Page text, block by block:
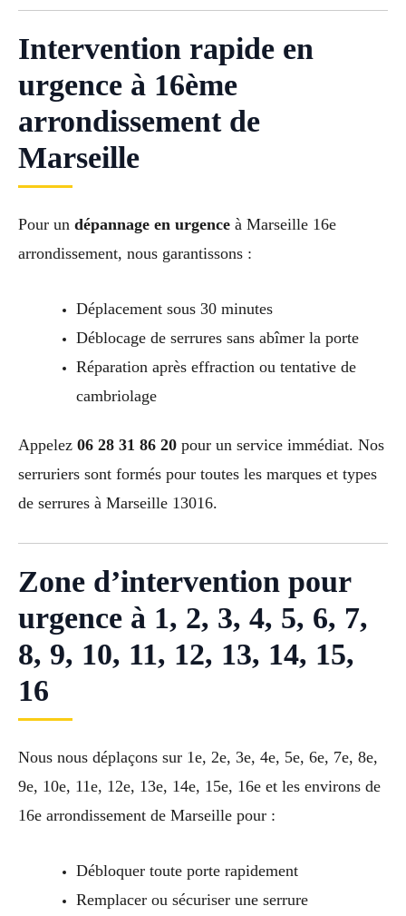
Intervention rapide en
urgence à 16ème
arrondissement de
Marseille
Pour un dépannage en urgence à Marseille 16e
arrondissement, nous garantissons :
Déplacement sous 30 minutes
Déblocage de serrures sans abîmer la porte
Réparation après effraction ou tentative de
cambriolage
Appelez 06 28 31 86 20 pour un service immédiat. Nos
serruriers sont formés pour toutes les marques et types
de serrures à Marseille 13016.
Zone d’intervention pour
urgence à 1, 2, 3, 4, 5, 6, 7,
8, 9, 10, 11, 12, 13, 14, 15,
16
Nous nous déplaçons sur 1e, 2e, 3e, 4e, 5e, 6e, 7e, 8e,
9e, 10e, 11e, 12e, 13e, 14e, 15e, 16e et les environs de
16e arrondissement de Marseille pour :
Débloquer toute porte rapidement
Remplacer ou sécuriser une serrure